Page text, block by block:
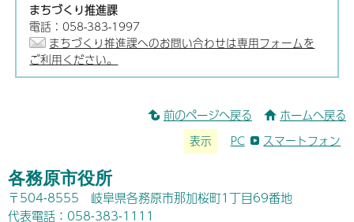
まちづくり推進課
電話：058-383-1997
まちづくり推進課へのお問い合わせは専用フォームを
ご利用ください。
前のページへ戻る ホームへ戻る
表示 PC スマートフォン
各務原市役所
〒504-8555 岐阜県各務原市那加桜町1丁目69番地
代表電話：058-383-1111